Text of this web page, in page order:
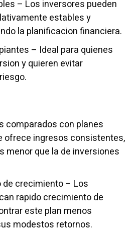
– Los inversores pueden
estables y
la planificacion financiera.
– Ideal para quienes
y quieren evitar
comparados con planes
ofrece ingresos consistentes,
menor que la de inversiones
crecimiento – Los
rapido crecimiento de
este plan menos
modestos retornos.